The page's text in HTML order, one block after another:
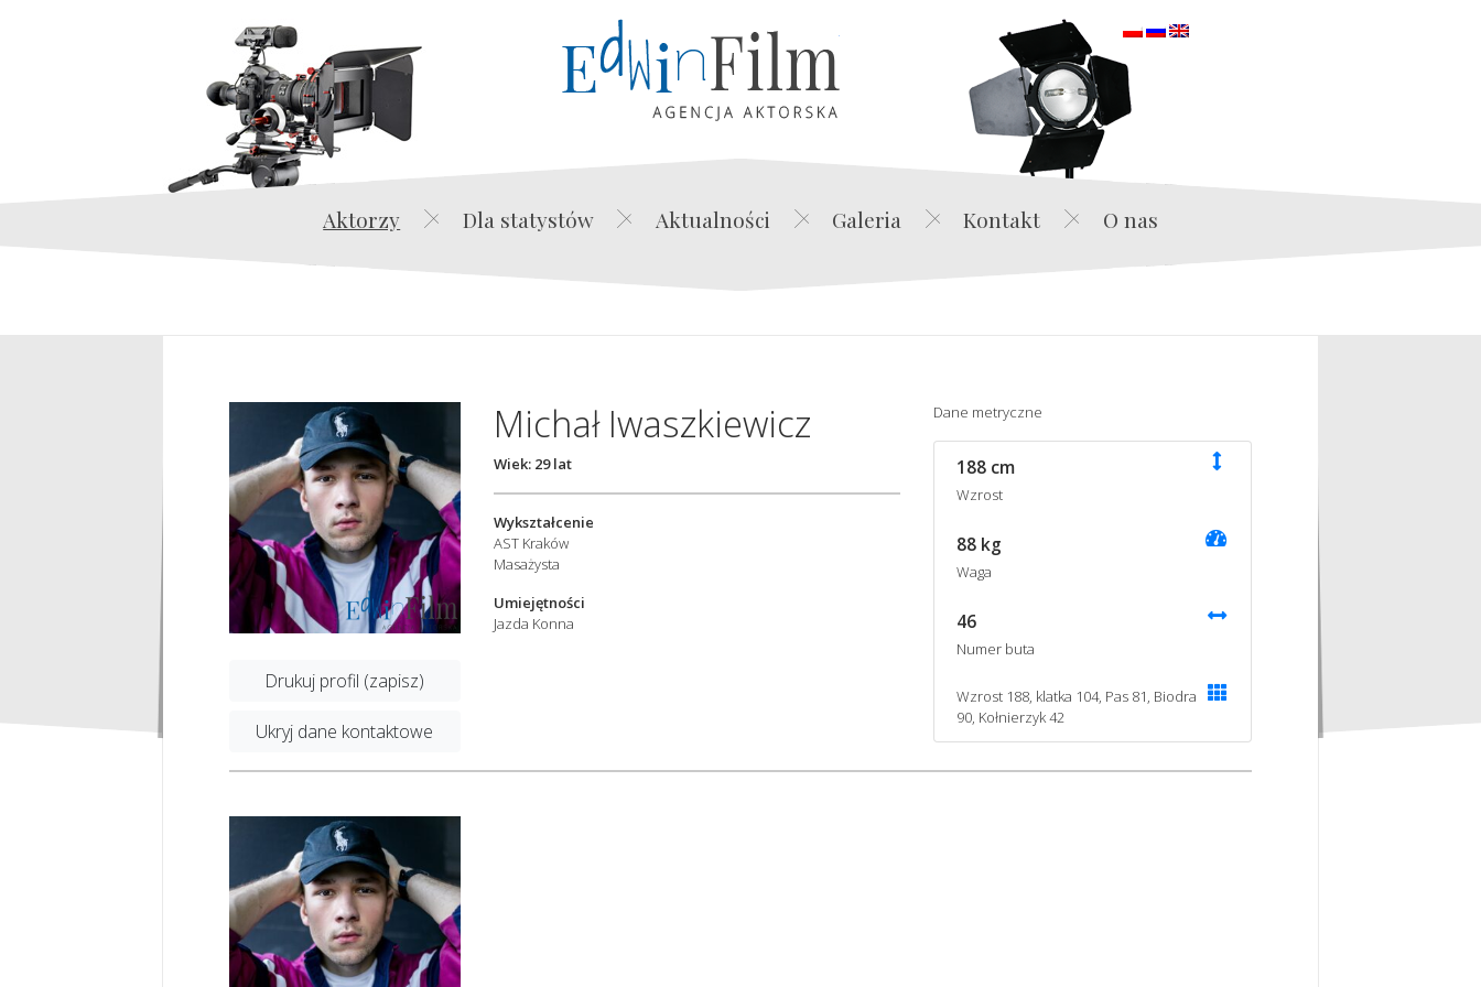
Edwin Film Agencja Aktorska
Aktorzy Dla statystów Aktualności Galeria Kontakt O nas
Drukuj profil (zapisz)
Ukryj dane kontaktowe
Michał Iwaszkiewicz
Wiek: 29 lat
Wykształcenie
AST Kraków
Masażysta
Umiejętności
Jazda Konna
Dane metryczne
188 cm
Wzrost
88 kg
Waga
46
Numer buta
Wzrost 188, klatka 104, Pas 81, Biodra
90, Kołnierzyk 42